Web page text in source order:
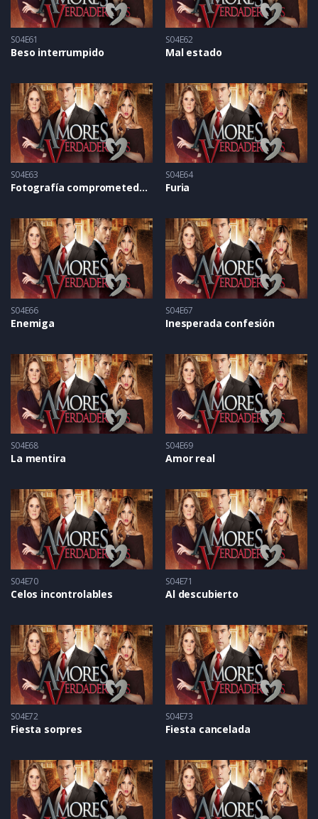
S04E61
Beso interrumpido
S04E62
Mal estado
S04E63
Fotografía comprometedora
S04E64
Furia
S04E66
Enemiga
S04E67
Inesperada confesión
S04E68
La mentira
S04E69
Amor real
S04E70
Celos incontrolables
S04E71
Al descubierto
S04E72
Fiesta sorpres
S04E73
Fiesta cancelada